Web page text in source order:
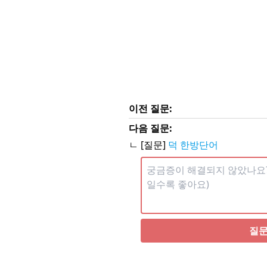
이전 질문:
다음 질문:
ㄴ [질문] 덕 한방단어
질